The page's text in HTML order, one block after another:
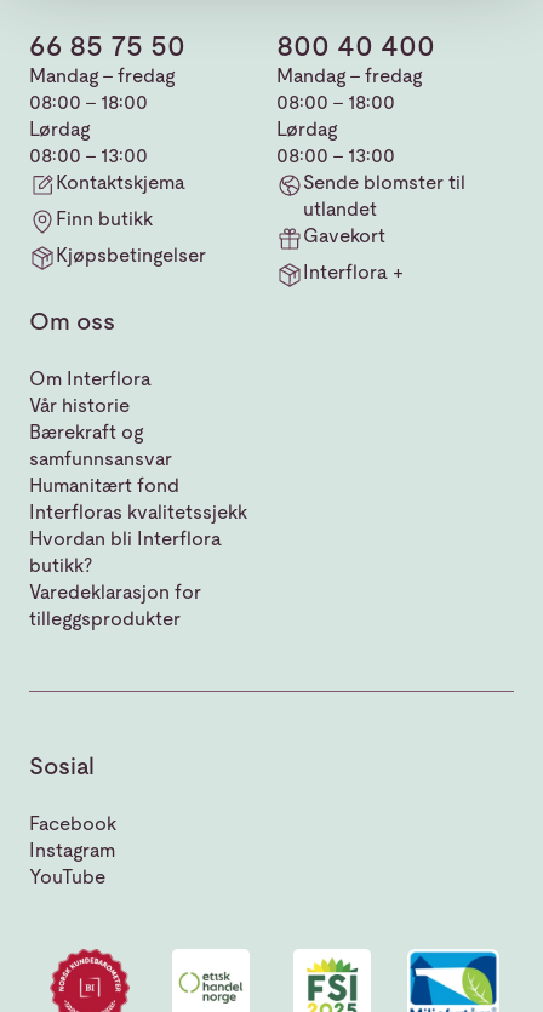
66 85 75 50
Mandag - fredag
08:00 - 18:00
Lørdag
08:00 - 13:00
Kontaktskjema
Finn butikk
Kjøpsbetingelser
800 40 400
Mandag - fredag
08:00 - 18:00
Lørdag
08:00 - 13:00
Sende blomster til
utlandet
Gavekort
Interflora +
Om oss
Om Interflora
Vår historie
Bærekraft og
samfunnsansvar
Humanitært fond
Interfloras kvalitetssjekk
Hvordan bli Interflora
butikk?
Varedeklarasjon for
tilleggsprodukter
Sosial
Facebook
Instagram
YouTube